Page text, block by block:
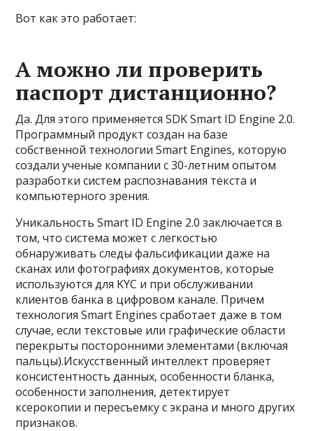
Вот как это работает:
А можно ли проверить
паспорт дистанционно?
Да. Для этого применяется SDK Smart ID Engine 2.0.
Программный продукт создан на базе
собственной технологии Smart Engines, которую
создали ученые компании с 30-летним опытом
разработки систем распознавания текста и
компьютерного зрения.
Уникальность Smart ID Engine 2.0 заключается в
том, что система может с легкостью
обнаруживать следы фальсификации даже на
сканах или фотографиях документов, которые
используются для KYC и при обслуживании
клиентов банка в цифровом канале. Причем
технология Smart Engines сработает даже в том
случае, если текстовые или графические области
перекрыты посторонними элементами (включая
пальцы).Искусственный интеллект проверяет
консистентность данных, особенности бланка,
особенности заполнения, детектирует
ксерокопии и пересъемку с экрана и много других
признаков.